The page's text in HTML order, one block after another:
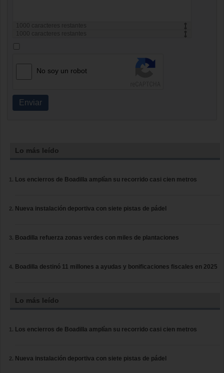
caracteres restantes
caracteres restantes
No soy un robot
Enviar
Lo más leído
Los encierros de Boadilla amplían su recorrido casi cien metros
Nueva instalación deportiva con siete pistas de pádel
Boadilla refuerza zonas verdes con miles de plantaciones
Boadilla destinó 11 millones a ayudas y bonificaciones fiscales en 2025
Lo más leído
Los encierros de Boadilla amplían su recorrido casi cien metros
Nueva instalación deportiva con siete pistas de pádel